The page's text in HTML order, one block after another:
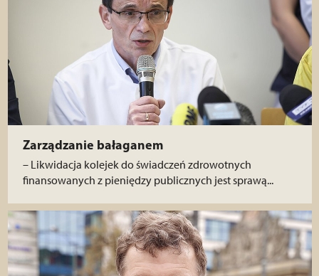
Zarządzanie bałaganem
– Likwidacja kolejek do świadczeń zdrowotnych
finansowanych z pieniędzy publicznych jest sprawą...